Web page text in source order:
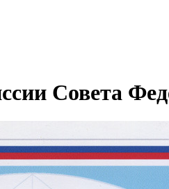
Совета